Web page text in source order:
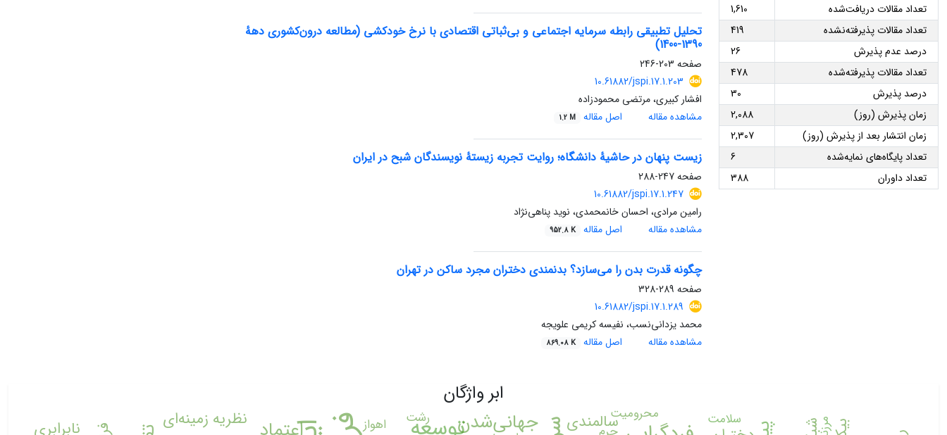
تعداد مقالات دریافت‌شده
1,610
تعداد مقالات پذیرفته‌نشده
419
درصد عدم پذیرش
26
تعداد مقالات پذیرفته‌شده
478
درصد پذیرش
30
زمان پذیرش (روز)
2,088
زمان انتشار بعد از پذیرش (روز)
2,307
تعداد پایگاه‌های نمایه‌شده
6
تعداد داوران
388
تحلیل تطبیقی رابطه سرمایه اجتماعی و بی‌ثباتی اقتصادی با نرخ خودکشی (مطالعه درون‌کشوری دههٔ
1390-1400)
صفحه 203-246
10.61882/jspi.17.1.203
افشار کبیری، مرتضی محمودزاده
مشاهده مقاله
اصل مقاله 1.2 M
زیست پنهان در حاشیۀ دانشگاه؛ روایت تجربه زیستۀ نویسندگان شبح در ایران
صفحه247-288
10.61882/jspi.17.1.247
رامین مرادی، احسان خانمحمدی، نوید پناهی‌نژاد
مشاهده مقاله
اصل مقاله 952.8 K
چگونه قدرت بدن را می‌سازد؟ بدنمندی دختران مجرد ساکن در تهران
صفحه 289-328
10.61882/jspi.17.1.289
محمد یزدانی‌نسب، نفیسه کریمی علویجه
مشاهده مقاله
اصل مقاله 869.08 K
ابر واژگان
جهانی‌شدن
سالمندی نظریه زمینه‌ای نابرابری اهواز سلامت رشت محرومیت